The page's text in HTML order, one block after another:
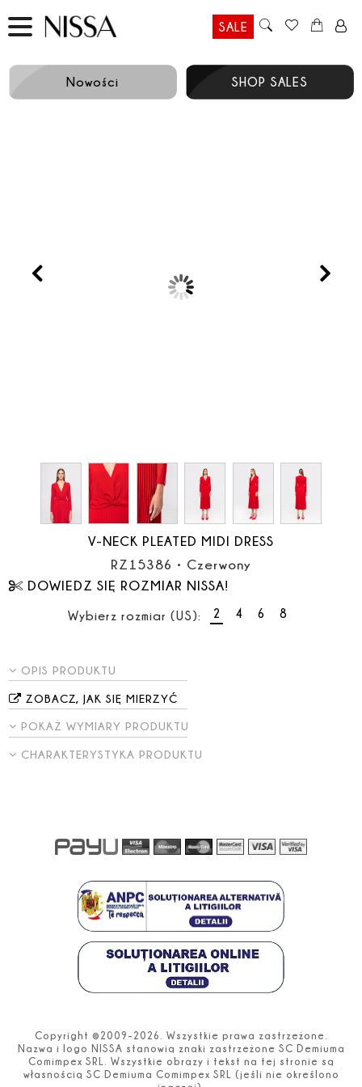
SALE
Nowości SHOP SALES
Prev
V-NECK PLEATED MIDI DRESS
RZ15386 • Czerwony
DOWIEDZ SIĘ ROZMIAR NISSA!
Wybierz rozmiar (US): 2 4 6 8
OPIS PRODUKTU
ZOBACZ, JAK SIĘ MIERZYĆ
POKAŻ WYMIARY PRODUKTU
CHARAKTERYSTYKA PRODUKTU
Copyright ©2009-2026. Wszystkie prawa zastrzeżone.
Nazwa i logo NISSA stanowią znaki zastrzeżone SC Demiuma
Comimpex SRL. Wszystkie obrazy i tekst na tej stronie są
własnością SC Demiuma Comimpex SRL (jeśli nie określono